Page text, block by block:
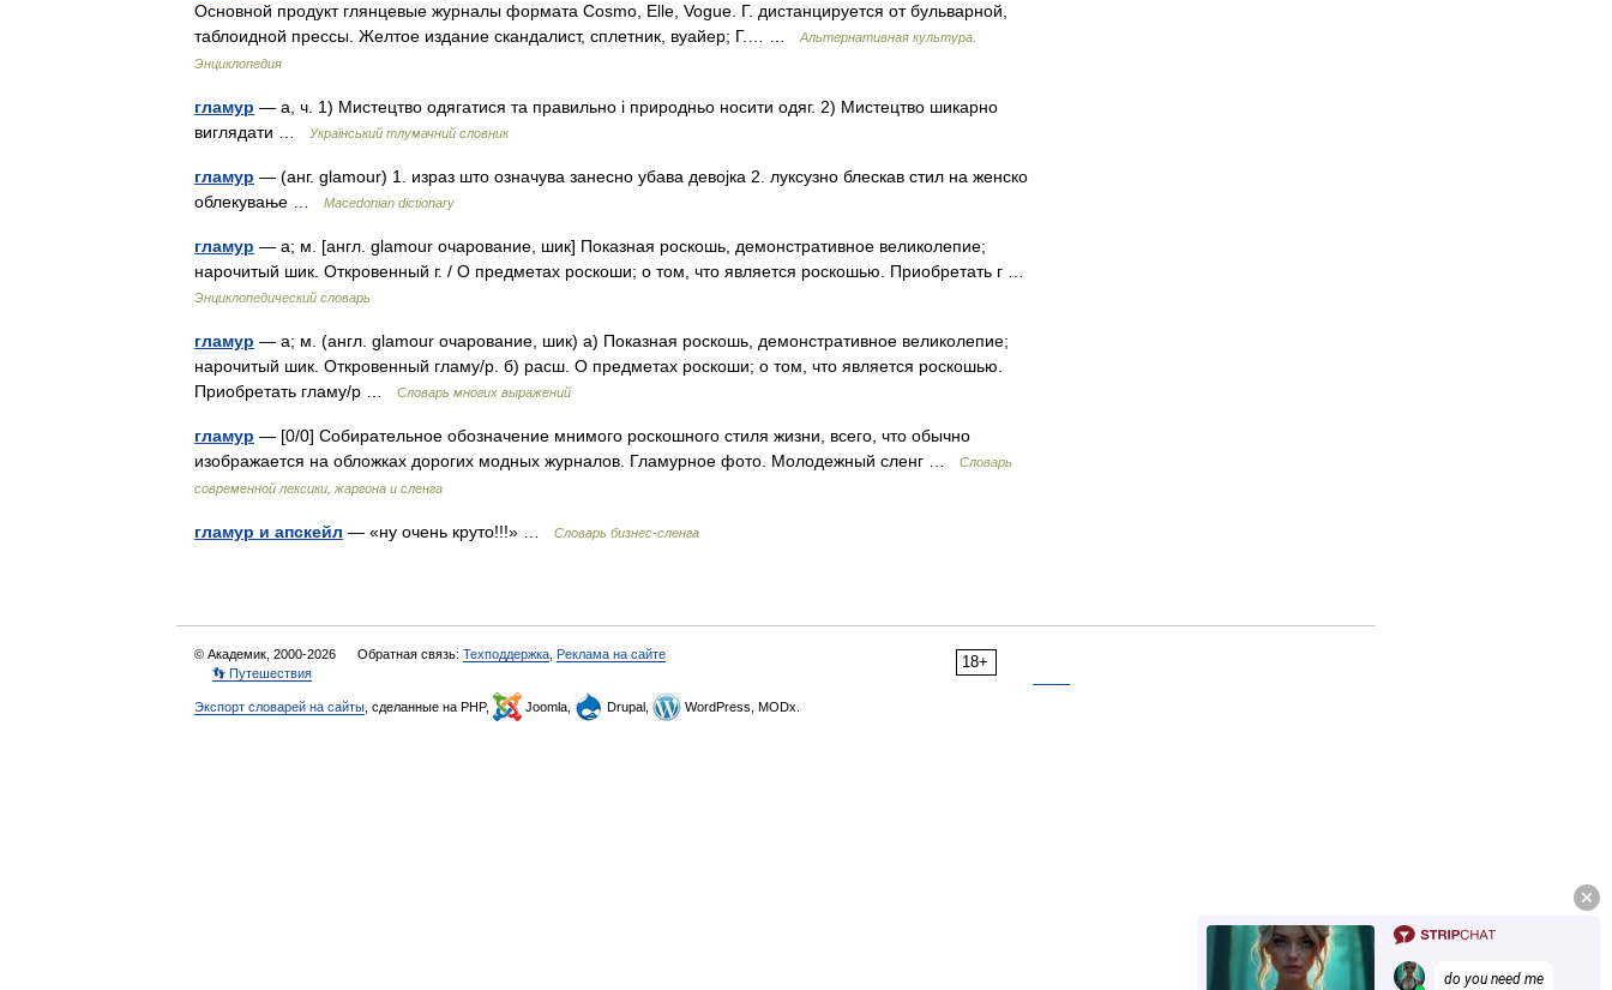
Основной продукт глянцевые журналы формата Cosmo, Elle, Vogue. Г. дистанцируется от бульварной,
таблоидной прессы. Желтое издание скандалист, сплетник, вуайер; Г.… …
Альтернативная культура.
Энциклопедия
гламур — а, ч. 1) Мистецтво одягатися та правильно і природньо носити одяг. 2) Мистецтво шикарно
виглядати …
Український тлумачний словник
гламур — (анг. glamour) 1. израз што означува занесно убава девојка 2. луксузно блескав стил на женско
облекување …
Macedonian dictionary
гламур — а; м. [англ. glamour очарование, шик] Показная роскошь, демонстративное великолепие;
нарочитый шик. Откровенный г. / О предметах роскоши; о том, что является роскошью. Приобретать г …
Энциклопедический словарь
гламур — а; м. (англ. glamour очарование, шик) а) Показная роскошь, демонстративное великолепие;
нарочитый шик. Откровенный гламу/р. б) расш. О предметах роскоши; о том, что является роскошью.
Приобретать гламу/р …
Словарь многих выражений
гламур — [0/0] Собирательное обозначение мнимого роскошного стиля жизни, всего, что обычно
изображается на обложках дорогих модных журналов. Гламурное фото. Молодежный сленг …
Cловарь
современной лексики, жаргона и сленга
гламур и апскейл — «ну очень круто!!!» … Словарь бизнес-сленга
18+
© Академик, 2000-2026 Обратная связь: Техподдержка Реклама на сайте
👣 Путешествия
Экспорт словарей на сайты , сделанные на PHP, Joomla, Drupal, WordPress, MODx.